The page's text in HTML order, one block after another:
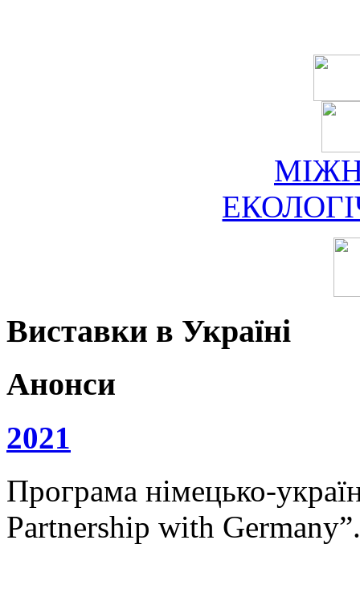
Виставки в Україні
Анонси
2021
Програма німецько-
Partnership with